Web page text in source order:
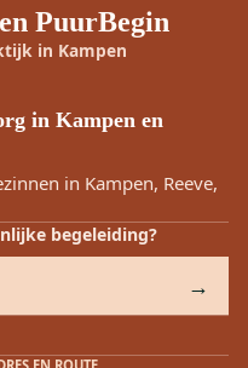
PuurBegin
in Kampen
in Kampen en
in Kampen, Reeve,
begeleiding?